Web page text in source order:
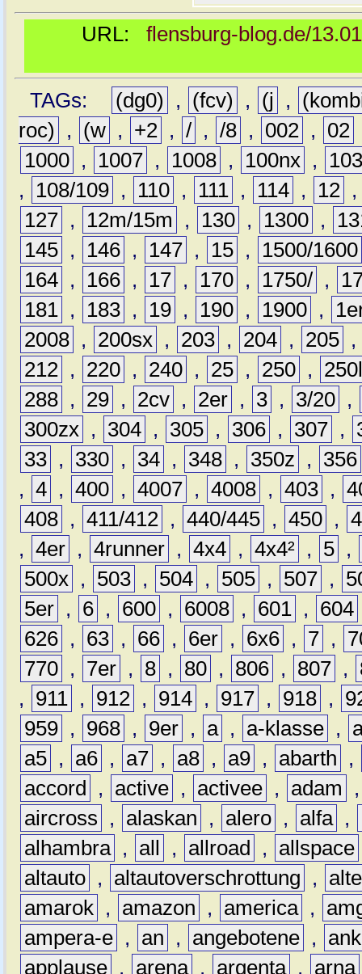
URL: flensburg-blog.de/
TAGs: (dg0) , (fcv) , (j ,
roc)
, (w , +2 , / , /8 , 002 , 02
1000 , 1007 , 1008 , 100nx ,
,
108/109 , 110 , 111 , 114 , 12
127 , 12m/15m , 130 , 1300 ,
145 , 146 , 147 , 15 ,
1500/1600
164 , 166 , 17 , 170 , 1750/ ,
181 , 183 , 19 , 190 , 1900 ,
2008 , 200sx , 203 , 204 , 205 ,
212 , 220 , 240 , 25 , 250 ,
288 , 29 , 2cv , 2er , 3 , 3/20 ,
300zx , 304 , 305 , 306 , 307 ,
33 , 330 , 34 , 348 , 350z ,
356
, 4 , 400 , 4007 , 4008 , 403 ,
408 , 411/412 , 440/445 , 450 ,
, 4er , 4runner , 4x4 , 4x4² , 5 ,
500x , 503 , 504 , 505 , 507 ,
5er , 6 , 600 , 6008 , 601 , 604
626 , 63 , 66 , 6er , 6x6 , 7 ,
770 , 7er , 8 , 80 , 806 , 807 ,
,
911 , 912 , 914 , 917 , 918 ,
959 , 968 , 9er , a , a-klasse ,
a5 , a6 , a7 , a8 , a9 , abarth
,
accord
, active , activee , adam
aircross
, alaskan , alero , alfa ,
alhambra , all , allroad , allspace
altauto , altautoverschrottung ,
amarok , amazon , america ,
ampera-e , an , angebotene ,
applause , arena , argenta , arna